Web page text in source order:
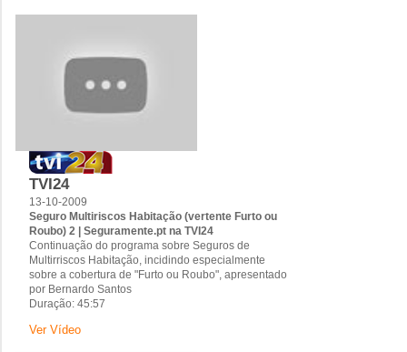
TVI24
13-10-2009
Seguro Multiriscos Habitação (vertente Furto ou
Roubo) 2 | Seguramente.pt na TVI24
Continuação do programa sobre Seguros de
Multirriscos Habitação, incidindo especialmente
sobre a cobertura de "Furto ou Roubo", apresentado
por Bernardo Santos
Duração: 45:57
Ver Vídeo